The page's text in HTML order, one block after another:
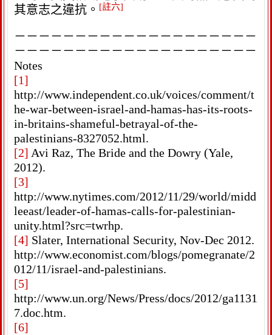
其意志之違抗。 [註六]
－－－－－－－－－－－－－－－－－－－－
－－－－－－－－－－－－－－－－－－－－
Notes
[1]
http://www.independent.co.uk/voices/comment/t
he-war-between-israel-and-hamas-has-its-roots-
in-britains-shameful-betrayal-of-the-
palestinians-8327052.html.
[2] Avi Raz, The Bride and the Dowry (Yale,
2012).
[3]
http://www.nytimes.com/2012/11/29/world/midd
leeast/leader-of-hamas-calls-for-palestinian-
unity.html?src=twrhp.
[4] Slater, International Security, Nov-Dec 2012.
http://www.economist.com/blogs/pomegranate/2
012/11/israel-and-palestinians.
[5]
http://www.un.org/News/Press/docs/2012/ga1131
7.doc.htm.
[6]